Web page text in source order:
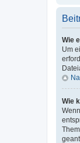
Wie
Um
Wie